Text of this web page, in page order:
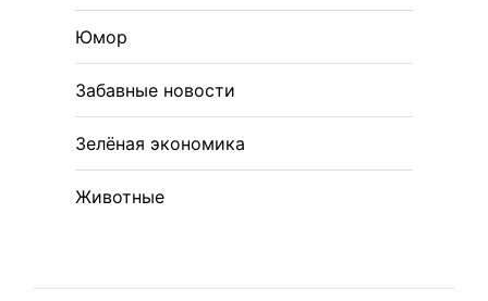
Юмор
Забавные новости
Зелёная экономика
Животные